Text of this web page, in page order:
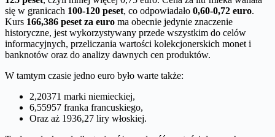
się w granicach 100-120 peset, co odpowiadało 0,60-0,72 euro.
Kurs 166,386 peset za euro ma obecnie jedynie znaczenie
historyczne, jest wykorzystywany przede wszystkim do celów
informacyjnych, przeliczania wartości kolekcjonerskich monet i
banknotów oraz do analizy dawnych cen produktów.
W tamtym czasie jedno euro było warte także:
2,20371 marki niemieckiej,
6,55957 franka francuskiego,
Oraz aż 1936,27 liry włoskiej.